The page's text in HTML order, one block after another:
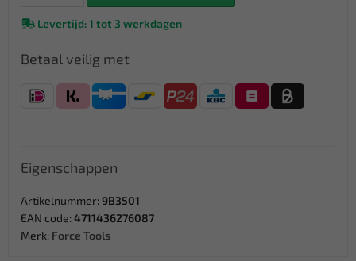
Levertijd: 1 tot 3 werkdagen
Betaal veilig met
Eigenschappen
Artikelnummer: 9B3501
EAN code: 4711436276087
Merk: Force Tools